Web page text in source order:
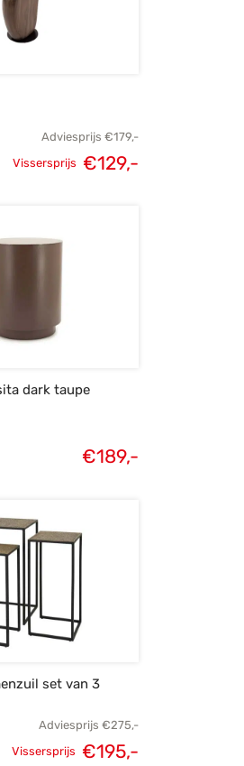
Adviesprijs €179,-
Vissersprijs €129,-
dark taupe
€189,-
set van 3
Adviesprijs €275,-
Vissersprijs €195,-